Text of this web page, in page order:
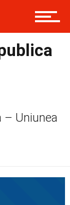
– Uniunea